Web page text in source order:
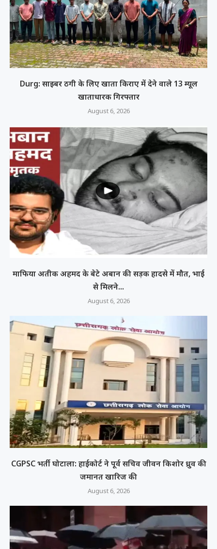
Durg: साइबर ठगी के लिए खाता किराए में देने वाले 13 म्यूल
खाताधारक गिरफ्तार
August 6, 2026
माफिया अतीक अहमद के बेटे अबान की सड़क हादसे में मौत, भाई
से मिलने...
August 6, 2026
CGPSC भर्ती घोटाला: हाईकोर्ट ने पूर्व सचिव जीवन किशोर ध्रुव की
जमानत खारिज की
August 6, 2026